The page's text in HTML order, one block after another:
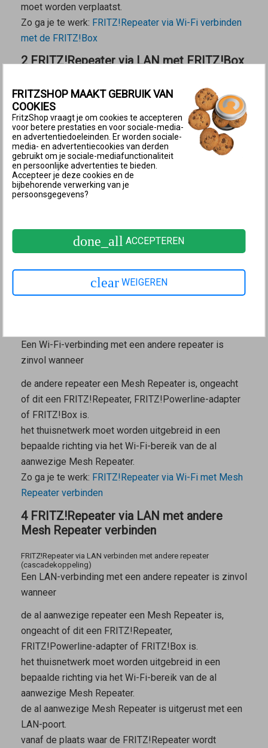
moet worden verplaatst.
Zo ga je te werk: FRITZ!Repeater via Wi-Fi verbinden
met de FRITZ!Box
2 FRITZ!Repeater via LAN met FRITZ!Box
FRITZ!Repeater via LAN verbinden met FRITZ!Box
Een LAN-verbinding met de FRITZ!Box is zinvol
wanneer
de FRITZ!Repeater buiten het Wi-Fi-bereik van de
FRITZ!Box moet worden geplaatst.
vanaf de plaats waar de FRITZ!Repeater wordt
gebruikt een LAN-verbinding met de FRITZ!Box kan
het netwerk in huis.
Zo ga je te werk:FRITZ!Repeater via LAN met de
3 FRITZ!Repeater via Wi-Fi met andere
Mesh Repeater verbinden
Een Wi-Fi-verbinding met een andere repeater is
zinvol wanneer
de andere repeater een Mesh Repeateris, ongeacht
of dit een FRITZ!Repeater, FRITZ!Powerline-adapter
of FRITZ!Box is.
het thuisnetwerk moet worden uitgebreid in een
bepaalde richting via het Wi-Fi-bereik van de al
aanwezige Mesh Repeater.
Zo ga je te werk: FRITZ!Repeater via Wi-Fi met Mesh
Repeaterverbinden
4 FRITZ!Repeater via LAN met andere
Mesh Repeater verbinden
FRITZ!Repeater via LAN verbinden met andere repeater
(cascadekoppeling)
Een LAN-verbinding met een andere repeater is zinvol
wanneer
de al aanwezige repeater een Mesh Repeateris,
ongeacht of dit een FRITZ!Repeater,
FRITZ!Powerline-adapter of FRITZ!Box is.
het thuisnetwerk moet worden uitgebreid in een
bepaalde richting via het Wi-Fi-bereik van de al
aanwezige Mesh Repeater.
de al aanwezige Mesh Repeateris uitgerust met een
LAN-poort.
vanaf de plaats waar de FRITZ!Repeater wordt
FRITZSHOP MAAKT GEBRUIK VAN
COOKIES
FritzShop vraagt je om cookies te accepteren
voor betere prestaties en voor sociale-media-
en advertentiedoeleinden. Er worden sociale-
media- en advertentiecookies van derden
gebruikt om je sociale-mediafunctionaliteit
en persoonlijke advertenties te bieden.
Accepteer je deze cookies en de
bijbehorende verwerking van je
persoonsgegevens?
done_all ACCEPTEREN
clear WEIGEREN